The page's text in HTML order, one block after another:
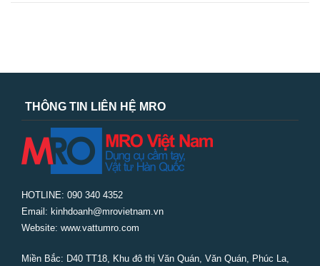
THÔNG TIN LIÊN HỆ MRO
HOTLINE: 090 340 4352
Email: kinhdoanh@mrovietnam.vn
Website: www.vattumro.com
Miền Bắc: D40 TT18, Khu đô thị Văn Quán, Văn Quán, Phúc La,